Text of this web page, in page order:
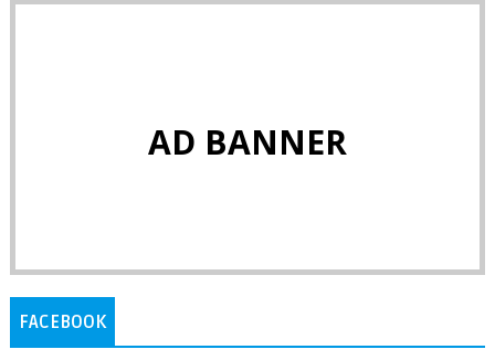
AD BANNER
FACEBOOK